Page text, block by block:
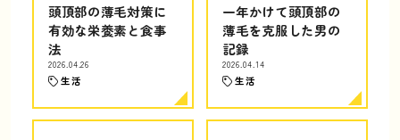
頭頂部の薄毛対策に
有効な栄養素と食事
法
2026.04.26
生活
一年かけて頭頂部の
薄毛を克服した男の
記録
2026.04.14
生活